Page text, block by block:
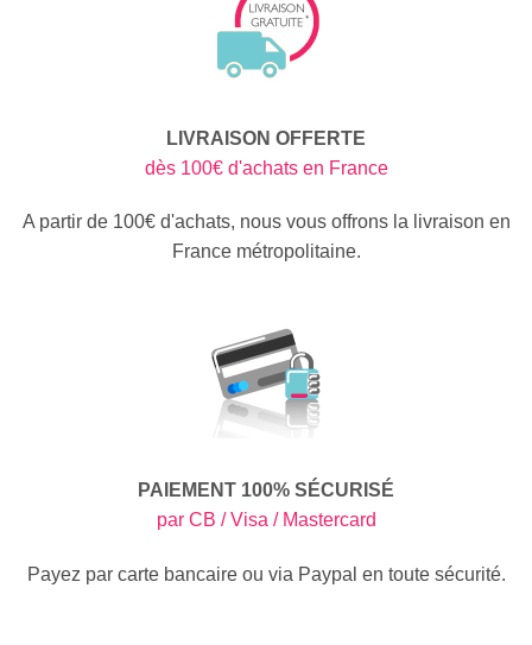
LIVRAISON OFFERTE
dès 100€ d'achats en France
A partir de 100€ d'achats, nous vous offrons la livraison en
France métropolitaine.
PAIEMENT 100% SÉCURISÉ
par CB / Visa / Mastercard
Payez par carte bancaire ou via Paypal en toute sécurité.